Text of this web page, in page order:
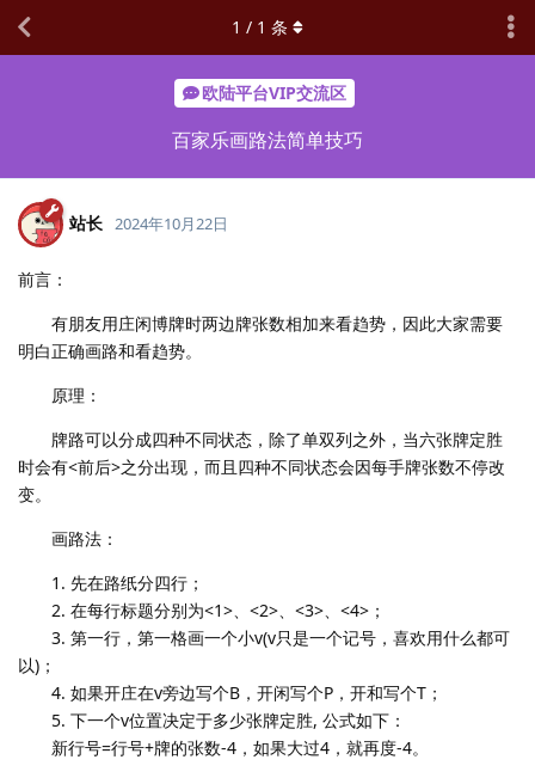
欧陆平台VIP交流区
百家乐画路法简单技巧
1 / 1 条
站长 2024年10月22日
前言：
有朋友用庄闲博牌时两边牌张数相加来看趋势，因此大家需要
明白正确画路和看趋势。
原理：
牌路可以分成四种不同状态，除了单双列之外，当六张牌定胜
时会有<前后>之分出现，而且四种不同状态会因每手牌张数不停改
变。
画路法：
1. 先在路纸分四行；
2. 在每行标题分别为<1>、<2>、<3>、<4>；
3. 第一行，第一格画一个小v(v只是一个记号，喜欢用什么都可
以)；
4. 如果开庄在v旁边写个B，开闲写个P，开和写个T；
5. 下一个v位置决定于多少张牌定胜, 公式如下：
新行号=行号+牌的张数-4，如果大过4，就再度-4。